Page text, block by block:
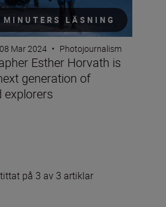
MINUTERS LÄSNING
08 Mar 2024 • Photojournalism
Esther Horvath is
generation of
explorers
på 3 av 3 artiklar